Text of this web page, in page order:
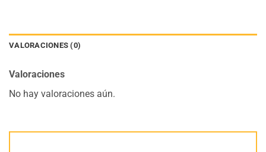
VALORACIONES (0)
Valoraciones
No hay valoraciones aún.